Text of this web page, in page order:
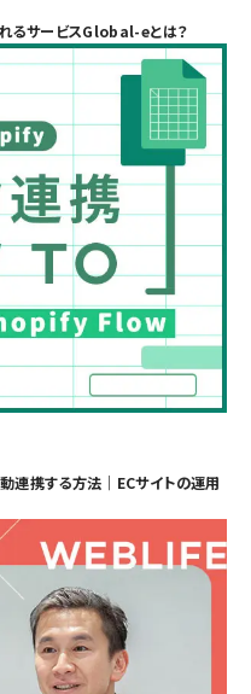
るサービスGlobal-eとは？
携する方法｜ECサイトの運用